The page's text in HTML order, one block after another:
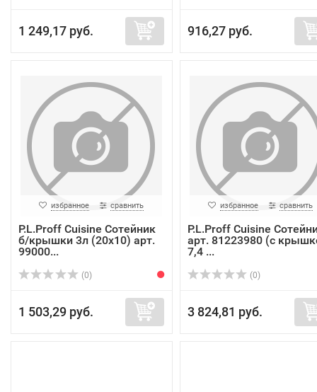
1 249,17 руб. 916,27 руб.
избранное сравнить
P.L.Proff Cuisine Сотейник
б/крышки 3л (20х10) арт.
99000...
(0)
1 503,29 руб.
избранное сравнить
P.L.Proff Cuisine
арт. 81223980 (с
7,4 ...
(0)
3 824,81 руб.